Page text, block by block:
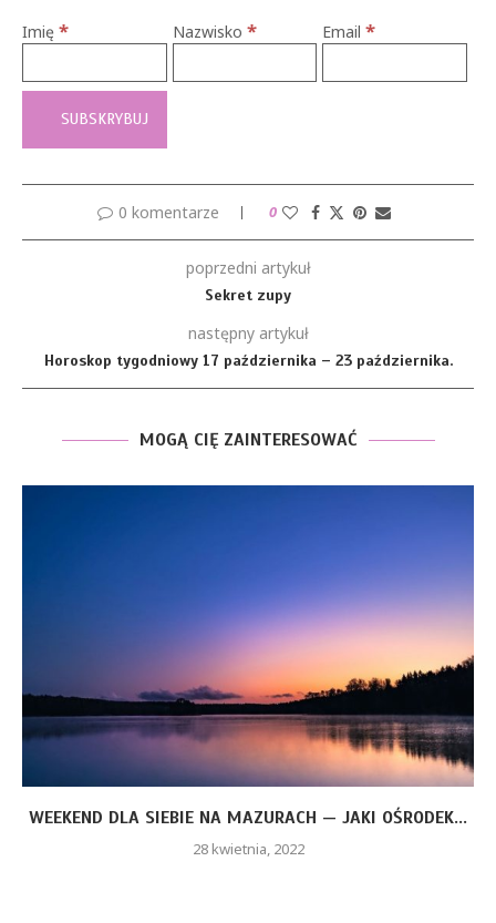
Imię * Nazwisko * Email*
0 komentarze 0
poprzedni artykuł
Sekret zupy
następny artykuł
Horoskop tygodniowy 17 października – 23 października.
MOGĄ CIĘ ZAINTERESOWAĆ
WEEKEND DLA SIEBIE NA MAZURACH — JAKI OŚRODEK...
28 kwietnia, 2022